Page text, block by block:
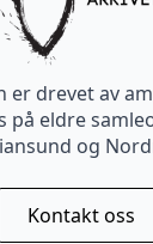
er drevet av
på eldre
og
Kontakt oss